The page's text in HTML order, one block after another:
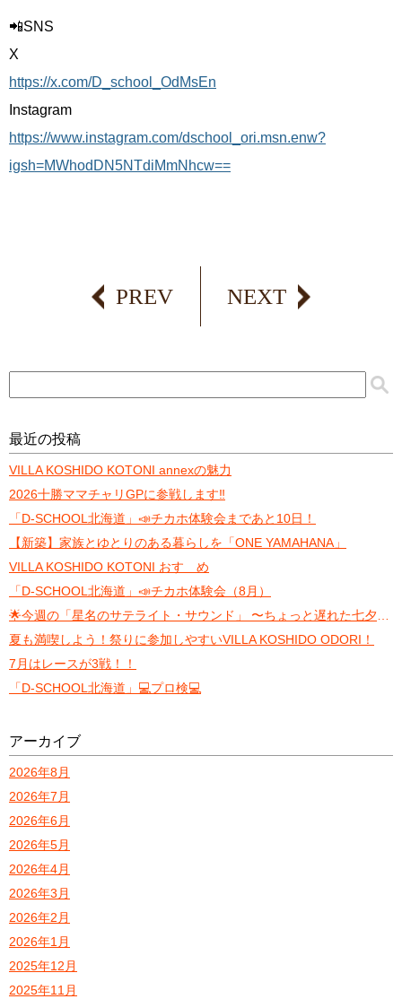
📲SNS
X
https://x.com/D_school_OdMsEn
Instagram
https://www.instagram.com/dschool_ori.msn.enw?
igsh=MWhodDN5NTdiMmNhcw==
PREV NEXT
最近の投稿
VILLA KOSHIDO KOTONI annexの魅力
2026十勝ママチャリGPに参戦します‼️
「D-SCHOOL北海道」📣チカホ体験会まであと10日！
【新築】家族とゆとりのある暮らしを「ONE YAMAHANA」
VILLA KOSHIDO KOTONI おすゝめ
「D-SCHOOL北海道」📣チカホ体験会（8月）
夏も満喫しよう！祭りに参加しやすいVILLA KOSHIDO ODORI！
7月はレースが3戦！！
「D-SCHOOL北海道」💻プロ検💻
アーカイブ
2026年8月
2026年7月
2026年6月
2026年5月
2026年4月
2026年3月
2026年2月
2026年1月
2025年12月
2025年11月